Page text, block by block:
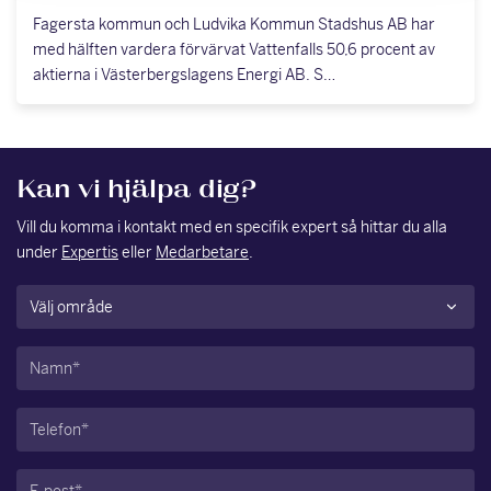
Fagersta kommun och Ludvika Kommun Stadshus AB har
med hälften vardera förvärvat Vattenfalls 50,6 procent av
aktierna i Västerbergslagens Energi AB. S…
Kan vi hjälpa dig?
Vill du komma i kontakt med en specifik expert så hittar du alla
under Expertiseller Medarbetare.
Område(Obligatoriskt)
Namn(Obligatoriskt)
Telefon(Obligatoriskt)
E-